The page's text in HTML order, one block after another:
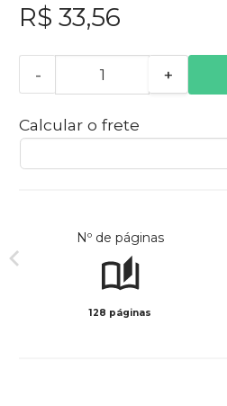
R$ 33,56
- +
Calcular o frete
Nº de páginas
128 páginas